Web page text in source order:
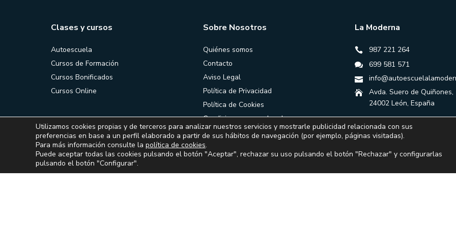
Clases y cursos
Autoescuela
Cursos de Formación
Cursos Bonificados
Cursos Online
Sobre Nosotros
Quiénes somos
Contacto
Aviso Legal
Política de Privacidad
Política de Cookies
Condiciones generales de
contratación
La Moderna
987 221 264
699 581 571
Avda. Suero de Quiñones,
24002 León, España
Utilizamos cookies propias y de terceros para analizar nuestros servicios y mostrarle publicidad relacionada con sus
preferencias en base a un perfil elaborado a partir de sus hábitos de navegación (por ejemplo, páginas visitadas).
Para más información consulte la política de cookies.
Puede aceptar todas las cookies pulsando el botón "Aceptar", rechazar su uso pulsando el botón "Rechazar" y configurarlas
pulsando el botón "Configurar".